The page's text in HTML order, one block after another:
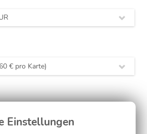
€ pro Karte)